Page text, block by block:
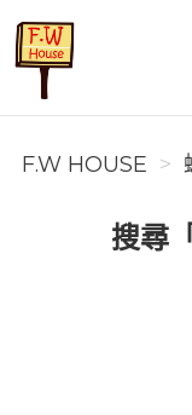
F.W House
F.W HOUSE
搜尋